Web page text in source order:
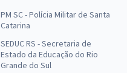
PM SC - Polícia Militar de Santa
Catarina
SEDUC RS - Secretaria de
Estado da Educação do Rio
Grande do Sul